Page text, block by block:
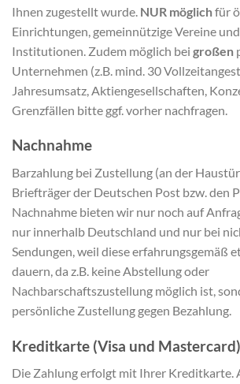
Ihnen zugestellt wurde. NUR möglichfür
Einrichtungen, gemeinnützige Vereine
Institutionen. Zudem möglich bei großen
Unternehmen (z.B. mind. 30
Jahresumsatz, Aktiengesellschaften,
Grenzfällen bitte ggf. vorher nachfragen.
Nachnahme
Barzahlung bei Zustellung (an der
Briefträger der Deutschen Post bzw. den
Nachnahme bieten wir nur noch auf
nur innerhalb Deutschland und nur bei
Sendungen, weil diese erfahrungsgemäß
dauern, da z.B. keine Abstellung oder
Nachbarschaftszustellung möglich ist,
persönliche Zustellung gegen Bezahlung.
Kreditkarte (Visa und Mastercard)
Die Zahlung erfolgt mit Ihrer Kreditkarte.